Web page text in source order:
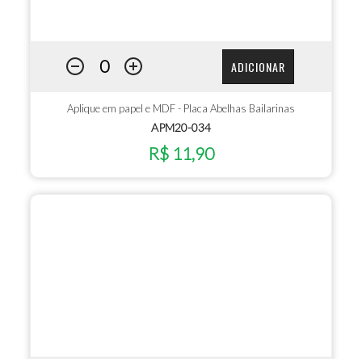
ADICIONAR
Aplique em papel e MDF - Placa Abelhas Bailarinas
APM20-034
R$ 11,90